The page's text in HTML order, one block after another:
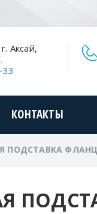
Аксай,
КОНТАКТЫ
ПОДСТАВКА